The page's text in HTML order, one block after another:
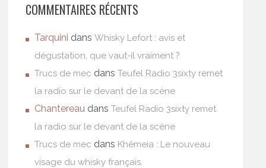
COMMENTAIRES RÉCENTS
Tarquini dansWhisky Lefort : avis et
dégustation, que vaut-il vraiment ?
Trucs de mec dansTeufel Radio 3sixty remet
la radio sur le devant de la scène
Chantereau dansTeufel Radio 3sixty remet
la radio sur le devant de la scène
Trucs de mec dans Khêmeia : Le nouveau
visage du whisky français.